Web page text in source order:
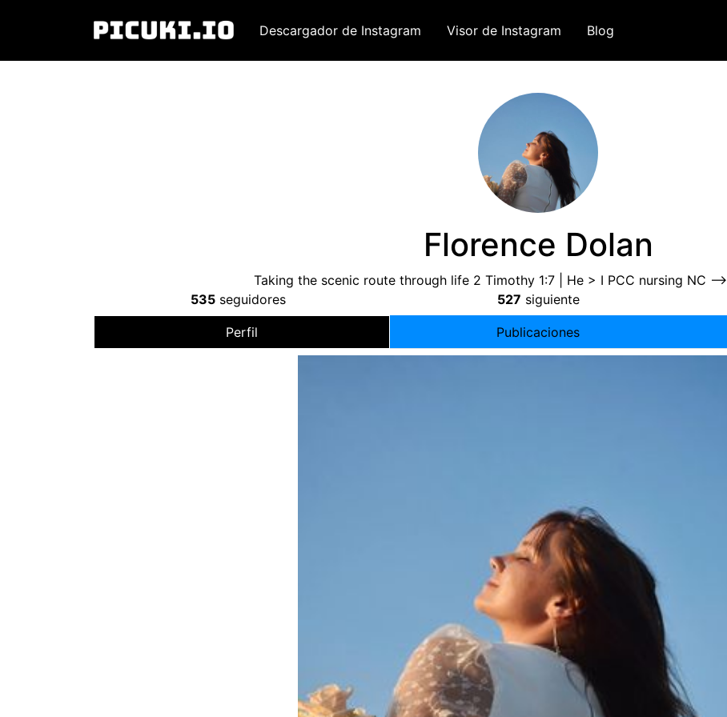
Descargador de Instagram Visor de Instagram Blog
Florence Dolan
Taking the scenic route through life 2Timothy 1:7 | He > I PCC nursing NC --
535seguidores 527 siguiente
Perfil Publicaciones